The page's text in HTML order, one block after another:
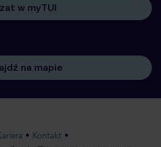
w myTUI
na mapie
Kontakt